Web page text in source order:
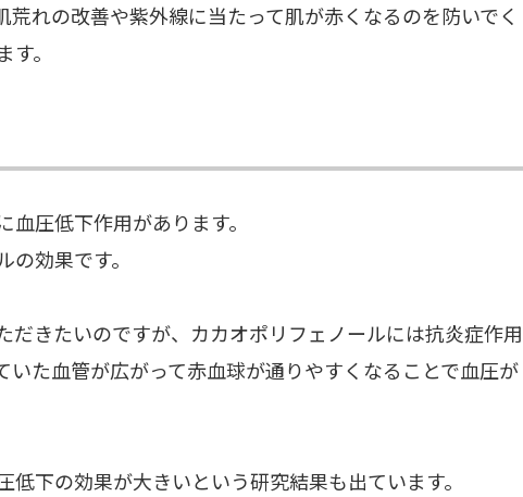
荒れの改善や紫外線に当たって肌が赤くなるのを防いでく
。
圧低下作用があります。
効果です。
だきたいのですが、カカオポリフェノールには抗炎症作用
いた血管が広がって赤血球が通りやすくなることで血圧が
下の効果が大きいという研究結果も出ています。